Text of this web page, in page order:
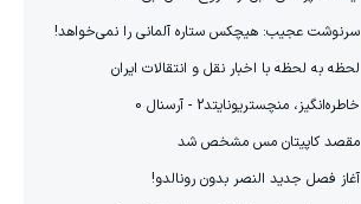
سرنوشت عجیب: هیچکس ستاره آلمانی را نمی‌خواهد!
لحظه به لحظه با اخبار نقل و انتقالات ایران
خاطره‌انگیز، منچستریونایتد2 - آرسنال 0
مقصد کاپیتان مس مشخص شد
آغاز فصل جدید النصر بدون رونالدو!